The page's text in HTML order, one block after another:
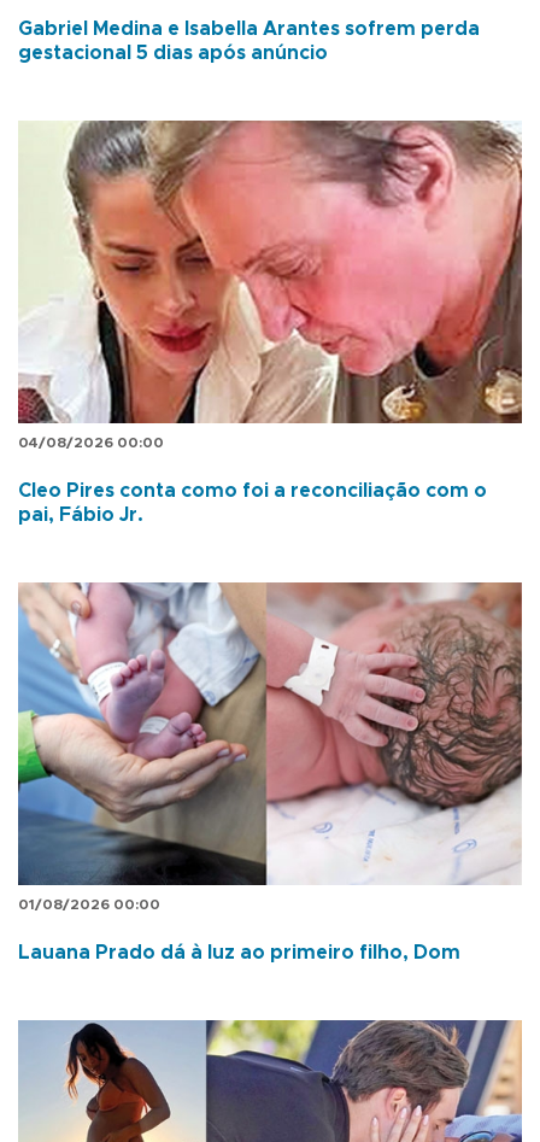
Gabriel Medina e Isabella Arantes sofrem perda
gestacional 5 dias após anúncio
04/08/2026 00:00
Cleo Pires conta como foi a reconciliação com o
pai, Fábio Jr.
01/08/2026 00:00
Lauana Prado dá à luz ao primeiro filho, Dom